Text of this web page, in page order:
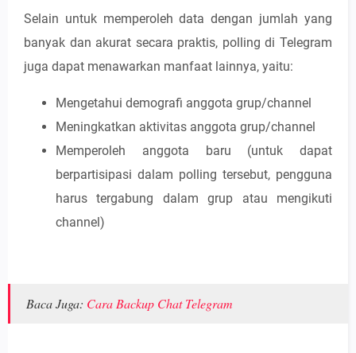
Selain untuk memperoleh data dengan jumlah yang
banyak dan akurat secara praktis, polling di Telegram
juga dapat menawarkan manfaat lainnya, yaitu:
Mengetahui demografi anggota grup/channel
Meningkatkan aktivitas anggota grup/channel
Memperoleh anggota baru (untuk dapat
berpartisipasi dalam polling tersebut, pengguna
harus tergabung dalam grup atau mengikuti
channel)
Baca Juga: Cara Backup Chat Telegram